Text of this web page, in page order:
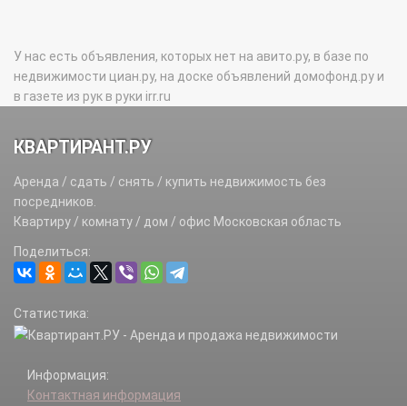
У нас есть объявления, которых нет на авито.ру, в базе по
недвижимости циан.ру, на доске объявлений домофонд.ру и
в газете из рук в руки irr.ru
КВАРТИРАНТ.РУ
Аренда / сдать / снять / купить недвижимость без
посредников.
Квартиру / комнату / дом / офис Московская область
Поделиться:
Статистика:
Информация:
Контактная информация